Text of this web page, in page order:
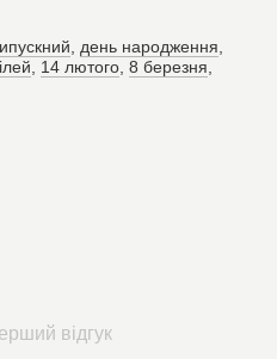
день народження
14 лютого 8 березня
відгук